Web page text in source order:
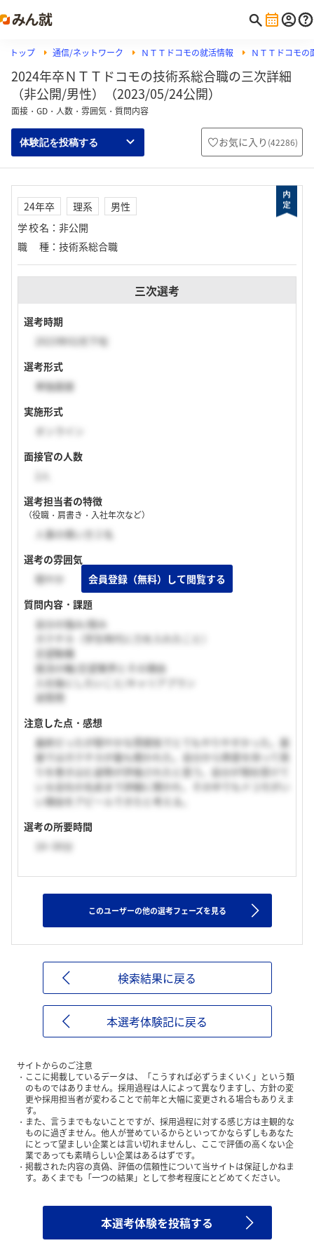
トップ 通信/ネットワーク ＮＴＴドコモの就活情報 ＮＴＴドコモの
2024年卒ＮＴＴドコモの技術系総合職の三次詳細
（非公開/男性）（2023/05/24公開）
面接・GD・人数・雰囲気・質問内容
体験記を投稿する お気に入り (42286)
24年卒 理系
男性
学校名 ： 非公開
職種 ： 技術系総合職
三次選考
選考時期
2023年02月下旬
選考形式
単独面接
実施形式
オンライン
面接官の人数
選考担当者の特徴
（役職・肩書き・入社年次など）
人事の偉い方２名
選考の雰囲気
穏やか
質問内容・課題
自分の強み/弱み
ガクチカ（学生時代に力を入れたこと）
志望動機
就活の軸/志望業界とその理由
入社後にしたいこと/キャリアプラン
逆質問
注意した点・感想
最終だったが穏やかな雰囲気でとてもやりやすかった。面
接ではガクチカが最も聞かれた。自分から熱意を持って周
りを巻き込む姿勢が評価されたと思う。自分が現在受けて
いる会社の名前まで詳細に聞かれ、その中でもドコモがい
い理由をアピールできたと考える。
選考の所要時間
16~30分
このユーザーの他の選考フェーズを見る
検索結果に戻る
本選考体験記に戻る
サイトからのご注意
ここに掲載しているデータは、「こうすれば必ずうまくいく」という類
のものではありません。採用過程は人によって異なりますし、方針の変
更や採用担当者が変わることで前年と大幅に変更される場合もありえま
す。
また、言うまでもないことですが、採用過程に対する感じ方は主観的な
ものに過ぎません。他人が誉めているからといってかならずしもあなた
にとって望ましい企業とは言い切れませんし、ここで評価の高くない企
業であっても素晴らしい企業はあるはずです。
掲載された内容の真偽、評価の信頼性について当サイトは保証しかねま
す。あくまでも「一つの結果」として参考程度にとどめてください。
本選考体験を投稿する